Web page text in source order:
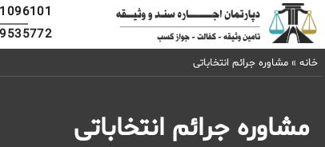
خانه » مشاوره جرائم انتخاباتی
مشاوره جرائم انتخاباتی